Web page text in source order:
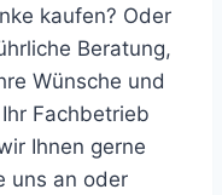
kaufen? Oder
Beratung,
Wünsche und
Fachbetrieb
Ihnen gerne
uns an oder